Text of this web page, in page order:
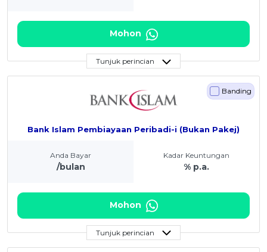
Mohon
Tunjuk perincian
Bank Islam Pembiayaan Peribadi-i (Bukan Pakej)
Banding
Anda Bayar
/bulan
Kadar Keuntungan
% p.a.
Mohon
Tunjuk perincian